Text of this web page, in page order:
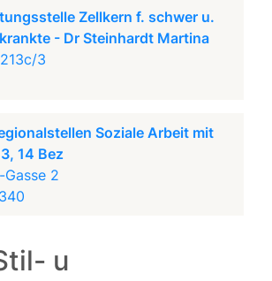
Zellkern f. schwer u.
- Dr Steinhardt Martina
3
Soziale Arbeit mit
14 Bez
2
u